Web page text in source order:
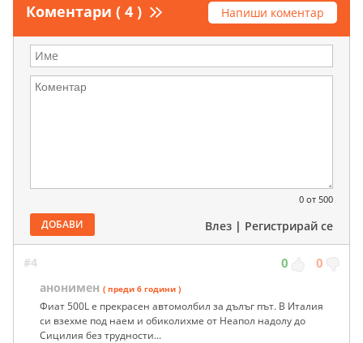
Коментари ( 4 ) Напиши коментар
0 от 500
ДОБАВИ Влез | Регистрирай се
#4 0 0
анонимен ( преди 6 години )
Фиат 500L е прекрасен автомолбил за дълъг път. В Италия
си взехме под наем и обиколихме от Неапол надолу до
Сицилия без трудности...